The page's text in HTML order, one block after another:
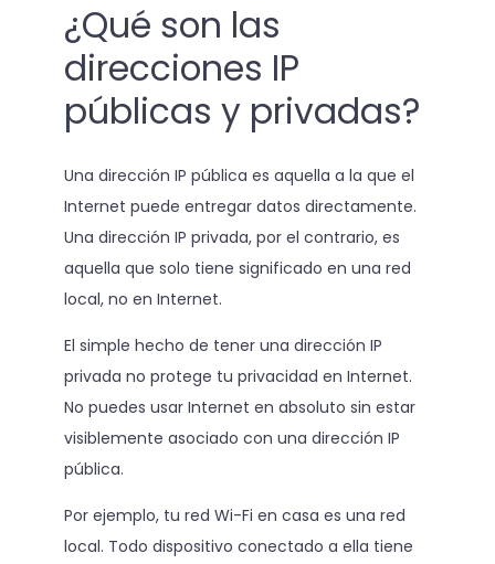
¿Qué son las
direcciones IP
públicas y privadas?
Una dirección IP pública es aquella a la que el
Internet puede entregar datos directamente.
Una dirección IP privada, por el contrario, es
aquella que solo tiene significado en una red
local, no en Internet.
El simple hecho de tener una dirección IP
privada no protege tu privacidad en Internet.
No puedes usar Internet en absoluto sin estar
visiblemente asociado con una dirección IP
pública.
Por ejemplo, tu red Wi-Fi en casa es una red
local. Todo dispositivo conectado a ella tiene